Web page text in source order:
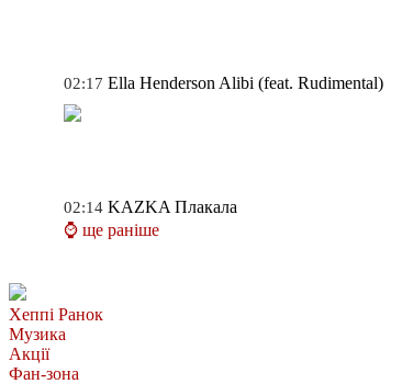
02:17 Ella Henderson Alibi (feat. Rudimental)
02:14 KAZKA Плакала
⌚ ще раніше
Хеппі Ранок
Музика
Акції
Фан-зона